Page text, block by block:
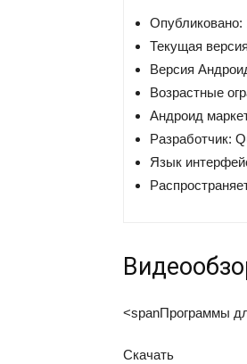
Опубликовано:
Текущая
Версия
Возрастные
Андроид
Разработчик:
Язык
<spanПрограммы
Скачать